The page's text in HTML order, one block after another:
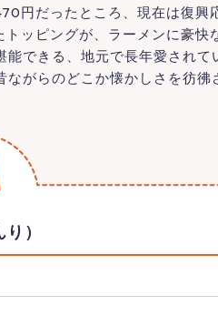
円だったところ、現在は復興
ッピングが、ラーメンに豪快
できる、地元で長年愛されて
ながらのどこか懐かしさを彷彿
）